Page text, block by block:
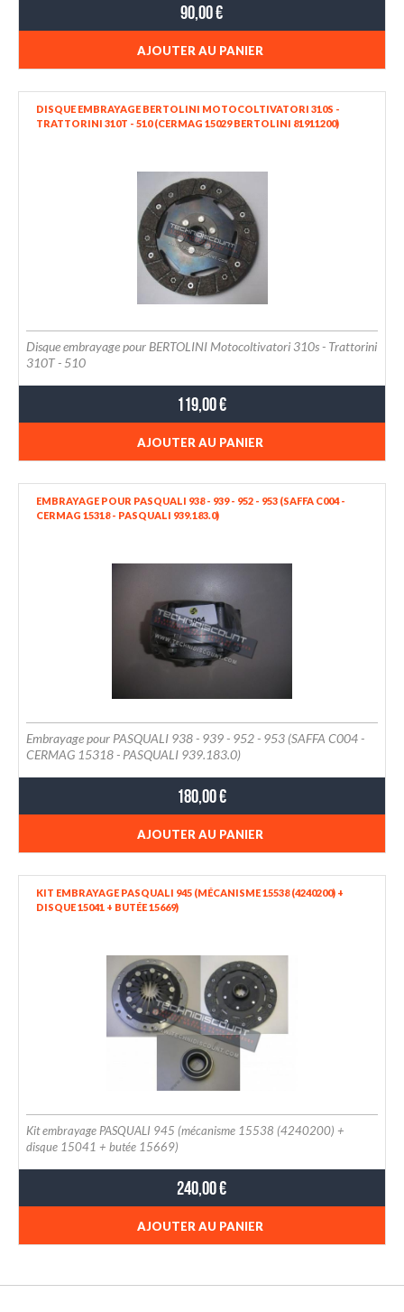
90,00 €
AJOUTER AU PANIER
DISQUE EMBRAYAGE BERTOLINI MOTOCOLTIVATORI 310S -
TRATTORINI 310T - 510 (CERMAG 15029 BERTOLINI 81911200)
Disque embrayage pour BERTOLINI Motocoltivatori 310s - Trattorini
310T - 510
119,00 €
AJOUTER AU PANIER
EMBRAYAGE POUR PASQUALI 938 - 939 - 952 - 953 (SAFFA C004 -
CERMAG 15318 - PASQUALI 939.183.0)
Embrayage pour PASQUALI 938 - 939 - 952 - 953 (SAFFA C004 -
CERMAG 15318 - PASQUALI 939.183.0)
180,00 €
AJOUTER AU PANIER
KIT EMBRAYAGE PASQUALI 945 (MÉCANISME 15538 (4240200) +
DISQUE 15041 + BUTÉE 15669)
Kit embrayage PASQUALI 945 (mécanisme 15538 (4240200) +
disque 15041 + butée 15669)
240,00 €
AJOUTER AU PANIER